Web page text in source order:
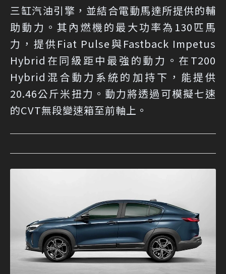
三缸汽油引擎，並結合電動馬達所提供的輔
助動力。其內燃機的最大功率為130匹馬
力，提供Fiat Pulse與Fastback Impetus
Hybrid在同級距中最強的動力。在T200
Hybrid混合動力系統的加持下，能提供
20.46公斤米扭力。動力將透過可模擬七速
的CVT無段變速箱至前軸上。